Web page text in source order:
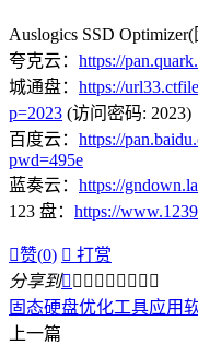
Auslogics SSD
夸克云： https://
城通盘： https://
p=2023 (访问密码: 2023)
百度云： https://
pwd=495e
蓝奏云： https://
123 盘： https://
赞(0)  打赏
分享到        
固态硬盘优化工具应用
上一篇